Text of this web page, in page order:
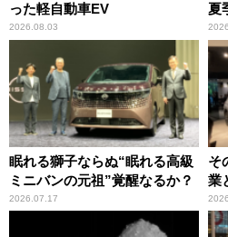
った軽自動車EV
2026.08.03
夏
眠れる獅子ならぬ“眠れる高級
ミニバンの元祖”覚醒なるか？
2026.07.17
そ
業